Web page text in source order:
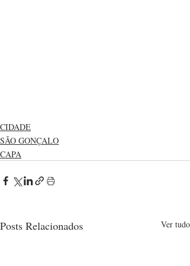
CIDADE
SÃO GONÇALO
CAPA
Posts Relacionados Ver tudo